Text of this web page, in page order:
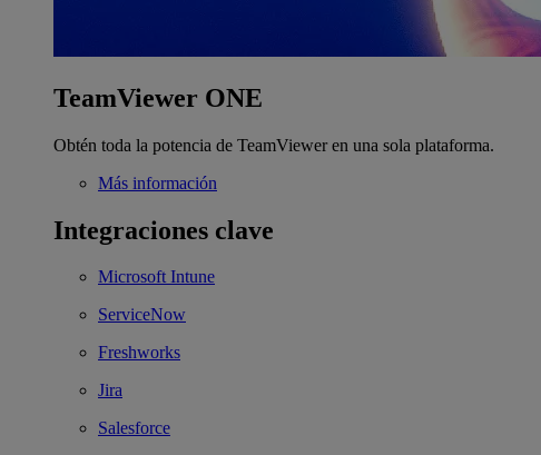
TeamViewer ONE
Obtén toda la potencia de TeamViewer en una sola plataforma.
Más información
Integraciones clave
Microsoft Intune
ServiceNow
Freshworks
Jira
Salesforce